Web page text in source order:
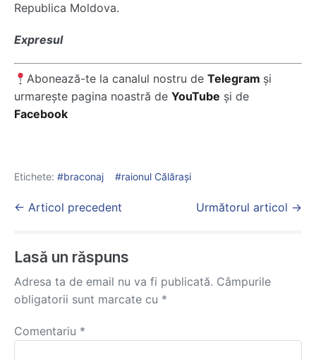
Republica Moldova.
Expresul
Abonează-te la canalul nostru deTelegram și
urmarește pagina noastră de YouTube și de
Facebook
Etichete: braconaj raionul Călărași
Post
← Articol precedent Următorul articol →
Lasă un răspuns
Adresa ta de email nu va fi publicată. Câmpurile
obligatorii sunt marcate cu *
Comentariu *